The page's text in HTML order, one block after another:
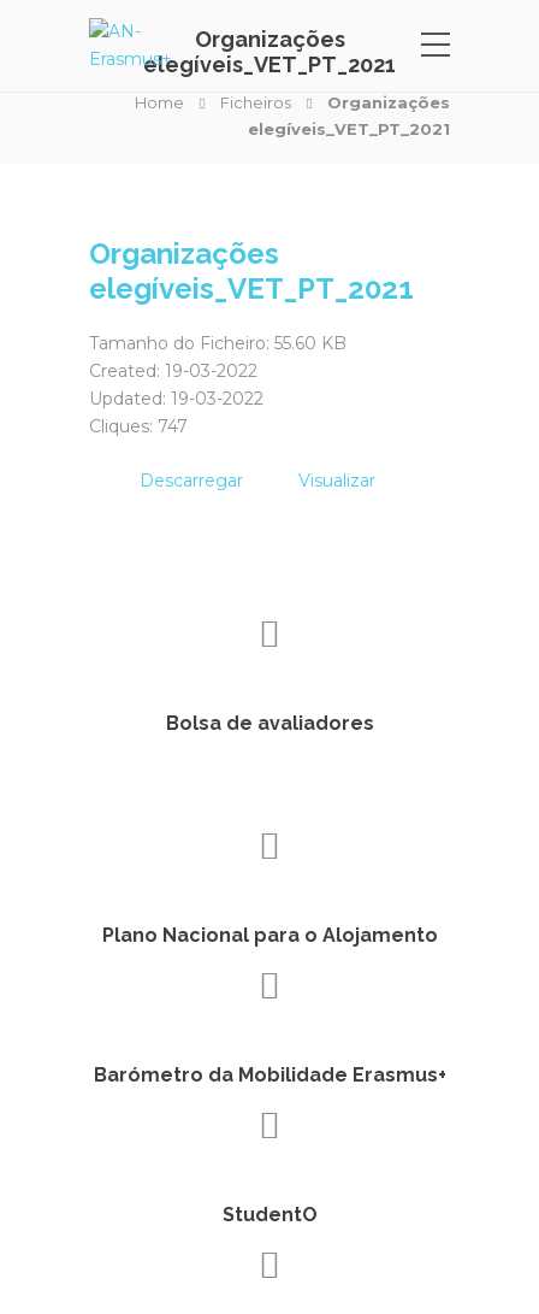
Organizações
elegíveis_VET_PT_2021
Home Ficheiros
Organizações
elegíveis_VET_PT_2021
Organizações
elegíveis_VET_PT_2021
Tamanho do Ficheiro: 55.60 KB
Created: 19-03-2022
Updated: 19-03-2022
Cliques: 747
Descarregar Visualizar
Bolsa de avaliadores
Plano Nacional para o Alojamento
Barómetro da Mobilidade Erasmus+
StudentO